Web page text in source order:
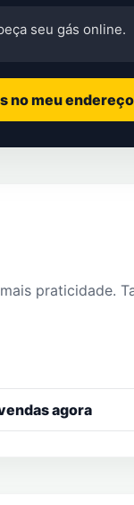
seu gás online.
no meu endereço
praticidade.
agora